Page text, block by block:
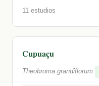
11 estudios
Cupuaçu
Theobroma grandiflorum